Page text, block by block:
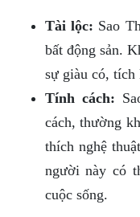
Tài lộc: Sao
bất động sản.
sự giàu có, tích
Tính cách:
cách, thường
thích nghệ
người này có
cuộc sống.